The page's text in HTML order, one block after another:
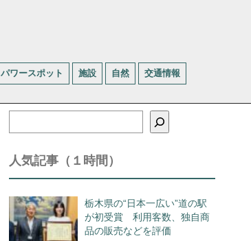
パワースポット 施設 自然 交通情報
索
人気記事（１時間）
栃木県の“日本一広い”道の駅
が初受賞 利用客数、独自商
品の販売などを評価